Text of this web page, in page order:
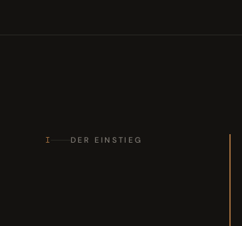
I DER EINSTIEG